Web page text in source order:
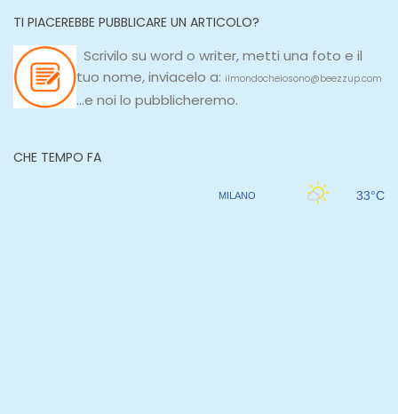
TI PIACEREBBE PUBBLICARE UN ARTICOLO?
Scrivilo su word o writer, metti una foto e il
tuo nome, inviacelo a: ilmondocheiosono@beezzup.com
...e noi lo pubblicheremo.
CHE TEMPO FA